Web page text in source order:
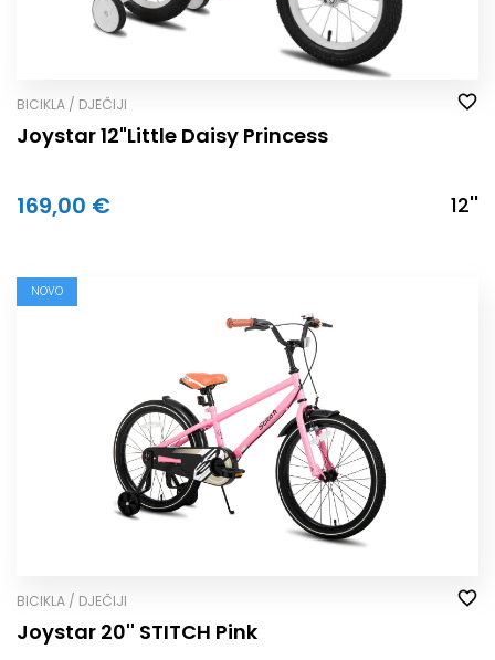
BICIKLA / DJEČIJI
Joystar 12"Little Daisy Princess
169,00 € 12''
NOVO
BICIKLA / DJEČIJI
Joystar 20'' STITCH Pink